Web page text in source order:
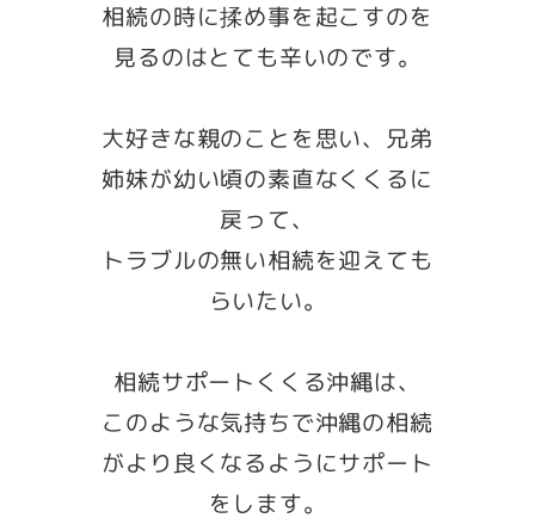
相続の時に揉め事を起こすのを
見るのはとても辛いのです。
大好きな親のことを思い、兄弟
姉妹が幼い頃の素直なくくるに
戻って、
トラブルの無い相続を迎えても
らいたい。
相続サポートくくる沖縄は、
このような気持ちで沖縄の相続
がより良くなるようにサポート
をします。